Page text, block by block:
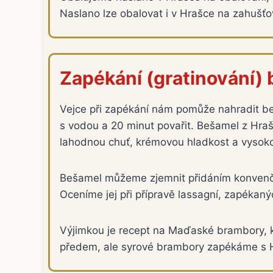
Naslano lze obalovat i v Hrašce na
Zapékání (gratinování)
Vejce při zapékání nám pomůže nahradit
s vodou a 20 minut povařit. Bešamel z
lahodnou chuť, krémovou hladkost a
Bešamel můžeme zjemnit přidáním
Oceníme jej při přípravě lassagní,
Výjimkou je recept na Maďaské brambory,
předem, ale syrové brambory zapékáme s